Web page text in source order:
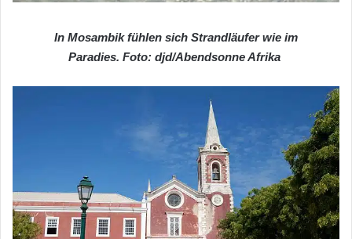
In Mosambik fühlen sich Strandläufer wie im
Paradies. Foto: djd/Abendsonne Afrika